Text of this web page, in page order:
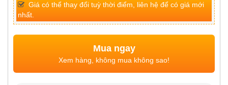
Giá có thể thay đổi tuỳ thời điểm, liên hệ để có giá mới
nhất.
Mua ngay
Xem hàng, không mua không sao!